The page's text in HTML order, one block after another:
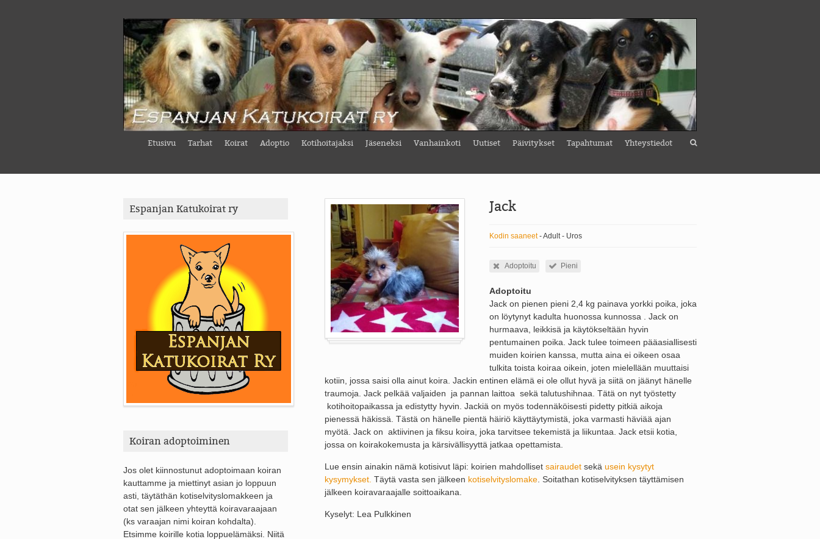
Etusivu Tarhat Koirat Adoptio Kotihoitajaksi Jäseneksi Vanhainkoti Uutiset Päivitykset Tapahtumat Yhteystiedot
Jack
Kodin saaneet- Adult - Uros
Adoptoitu Pieni
Adoptoitu
Jack on pienen pieni 2,4 kg painava yorkki poika, joka
on löytynyt kadulta huonossa kunnossa . Jack on
hurmaava, leikkisä ja käytökseltään hyvin
pentumainen poika. Jack tulee toimeen pääasiallisesti
muiden koirien kanssa, mutta aina ei oikeen osaa
tulkita toista koiraa oikein, joten mielellään muuttaisi
kotiin, jossa saisi olla ainut koira. Jackin entinen elämä ei ole ollut hyvä ja siitä on jäänyt hänelle
traumoja. Jack pelkää valjaiden ja pannan laittoa sekä talutushihnaa. Tätä on nyt työstetty
kotihoitopaikassa ja edistytty hyvin. Jackiä on myös todennäköisesti pidetty pitkiä aikoja
pienessä häkissä. Tästä on hänelle pientä häiriö käyttäytymistä, joka varmasti häviää ajan
myötä. Jack on aktiivinen ja fiksu koira, joka tarvitsee tekemistä ja liikuntaa. Jack etsii kotia,
jossa on koirakokemusta ja kärsivällisyyttä jatkaa opettamista.
Lue ensin ainakin nämä kotisivut läpi: koirien mahdolliset sairaudet sekä usein kysytyt
kysymykset. Täytä vasta sen jälkeen kotiselvityslomake . Soitathan kotiselvityksen täyttämisen
jälkeen koiravaraajalle soittoaikana.
Kyselyt: Lea Pulkkinen
Espanjan Katukoirat ry
Koiran adoptoiminen
Jos olet kiinnostunut adoptoimaan koiran
kauttamme ja miettinyt asian jo loppuun
asti, täytäthän kotiselvityslomakkeen ja
otat sen jälkeen yhteyttä koiravaraajaan
(ks varaajan nimi koiran kohdalta).
Etsimme koirille kotia loppuelämäksi. Niitä